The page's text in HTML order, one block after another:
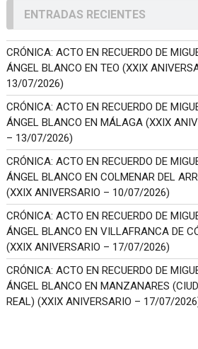
ENTRADAS RECIENTES
CRÓNICA: ACTO EN RECUERDO DE
ÁNGEL BLANCO EN TEO (XXIX
13/07/2026)
CRÓNICA: ACTO EN RECUERDO DE
ÁNGEL BLANCO EN MÁLAGA (XXIX
– 13/07/2026)
CRÓNICA: ACTO EN RECUERDO DE
ÁNGEL BLANCO EN COLMENAR DEL
(XXIX ANIVERSARIO – 10/07/2026)
CRÓNICA: ACTO EN RECUERDO DE
ÁNGEL BLANCO EN VILLAFRANCA DE
(XXIX ANIVERSARIO – 17/07/2026)
CRÓNICA: ACTO EN RECUERDO DE
ÁNGEL BLANCO EN MANZANARES
REAL) (XXIX ANIVERSARIO – 17/07/